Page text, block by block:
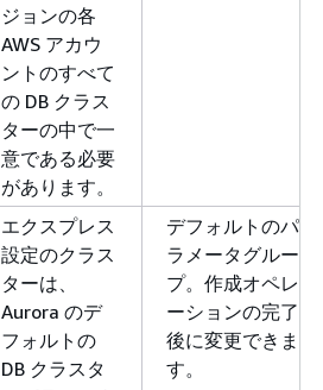
ジョンの各
AWS アカウ
ントのすべて
の DB クラス
ターの中で一
意である必要
があります。
エクスプレス
設定のクラス
ターは、
Aurora のデ
フォルトの
DB クラスタ
デフォルトのパ
ラメータグルー
プ。作成オペレ
ーションの完了
後に変更できま
す。